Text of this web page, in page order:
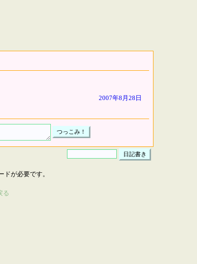
2007年8月28日
が必要です。
る